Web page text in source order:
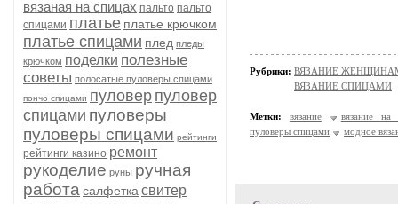
вязаная на спицах пальто пальто
спицами платье платье крючком
платье спицами плед пледы
крючком поделки полезные
советы полосатые пуловеры спицами
пончо спицами пуловер пуловер
спицами пуловеры
пуловеры спицами рейтинги
рейтинги казино ремонт
рукоделие руны ручная
работа салфетка свитер
Рубрики: ВЯЗАНИЕ ЖЕНЩИНАМ/
ВЯЗАНИЕ СПИЦАМИ
Метки: вязание
вязание на
пуловеры спицами
модное